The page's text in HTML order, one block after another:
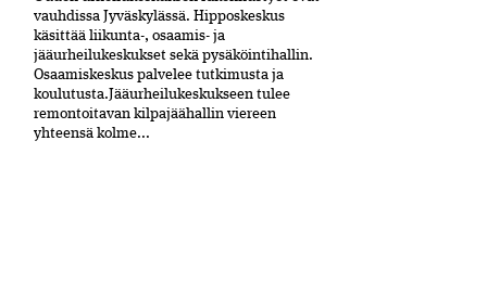
vauhdissa Jyväskylässä. Hipposkeskus
käsittää liikunta-, osaamis- ja
jääurheilukeskukset sekä pysäköintihallin.
Osaamiskeskus palvelee tutkimusta ja
koulutusta.Jääurheilukeskukseen tulee
remontoitavan kilpajäähallin viereen
yhteensä kolme...